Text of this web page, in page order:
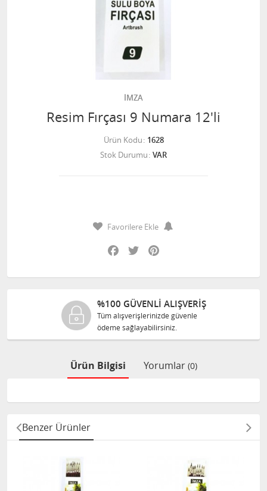
İMZA
Resim Fırçası 9 Numara 12'li
Ürün Kodu 1628
Stok Durumu VAR
Favorilere Ekle
Facebook
Twitter
%100 GÜVENLİ ALIŞVERİŞ
Tüm alışverişlerinizde güvenle
ödeme sağlayabilirsiniz.
Ürün Bilgisi Yorumlar (0)
Benzer Ürünler